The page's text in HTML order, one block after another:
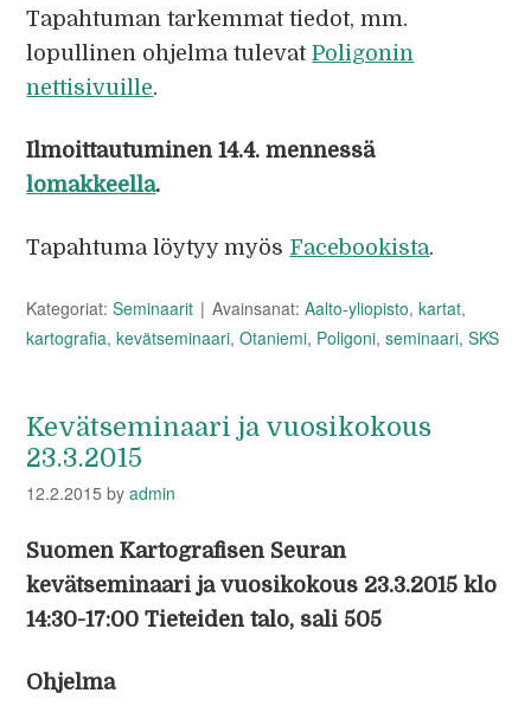
Tapahtuman tarkemmat tiedot, mm.
lopullinen ohjelma tulevat Poligonin
nettisivuille.
Ilmoittautuminen 14.4. mennessä
lomakkeella.
Tapahtuma löytyy myös Facebookista.
Kategoriat:Seminaarit Avainsanat:Aalto-yliopisto,kartat,
kartografia,kevätseminaari,Otaniemi, Poligoni,seminaari,SKS
Kevätseminaari ja vuosikokous
23.3.2015
12.2.2015 byadmin
Suomen Kartografisen Seuran
kevätseminaari ja vuosikokous 23.3.2015 klo
14:30-17:00 Tieteiden talo, sali 505
Ohjelma